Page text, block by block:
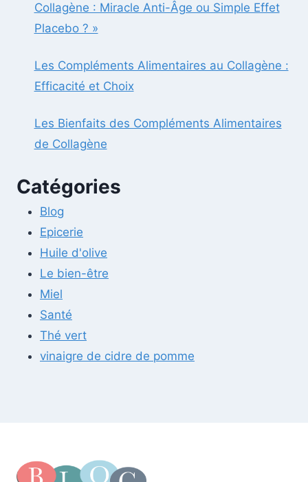
Collagène : Miracle Anti-Âge ou Simple Effet
Placebo ? »
Les Compléments Alimentaires au Collagène :
Efficacité et Choix
Les Bienfaits des Compléments Alimentaires
de Collagène
Catégories
Blog
Epicerie
Huile d'olive
Le bien-être
Miel
Santé
Thé vert
vinaigre de cidre de pomme